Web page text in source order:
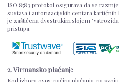
ISO 8583 protokol osigurava da se
sustava i autorizacijskih centara
je zaštićena dvostrukim slojem
pristupa.
2. Virmansko plaćanje
Kod izbora ovog načina plaćanja, na